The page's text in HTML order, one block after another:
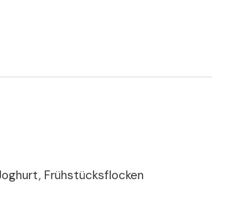
Frühstücksflocken